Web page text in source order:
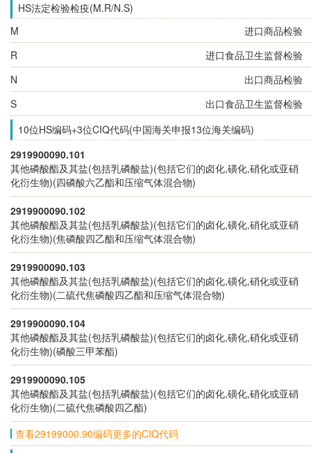
HS法定检验检疫(M.R/N.S)
M
进口商品检验
R
进口食品卫生监督检验
N
出口商品检验
S
出口食品卫生监督检验
10位HS编码+3位CIQ代码(中国海关申报13位海关编码)
2919900090.101
其他磷酸酯及其盐(包括乳磷酸盐)(包括它们的卤化,磺化,硝化或亚硝
化衍生物)(四磷酸六乙酯和压缩气体混合物)
2919900090.102
其他磷酸酯及其盐(包括乳磷酸盐)(包括它们的卤化,磺化,硝化或亚硝
化衍生物)(焦磷酸四乙酯和压缩气体混合物)
2919900090.103
其他磷酸酯及其盐(包括乳磷酸盐)(包括它们的卤化,磺化,硝化或亚硝
化衍生物)(二硫代焦磷酸四乙酯和压缩气体混合物)
2919900090.104
其他磷酸酯及其盐(包括乳磷酸盐)(包括它们的卤化,磺化,硝化或亚硝
化衍生物)(磷酸三甲苯酯)
2919900090.105
其他磷酸酯及其盐(包括乳磷酸盐)(包括它们的卤化,磺化,硝化或亚硝
化衍生物)(二硫代焦磷酸四乙酯)
查看29199000.90编码更多的CIQ代码